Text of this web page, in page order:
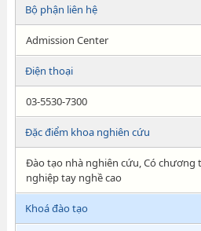
Bộ phận liên hệ
Admission Center
Điện thoại
03-5530-7300
Đặc điểm khoa nghiên cứu
Đào tạo nhà nghiên cứu, Có chương
nghiệp tay nghề cao
Khoá đào tạo